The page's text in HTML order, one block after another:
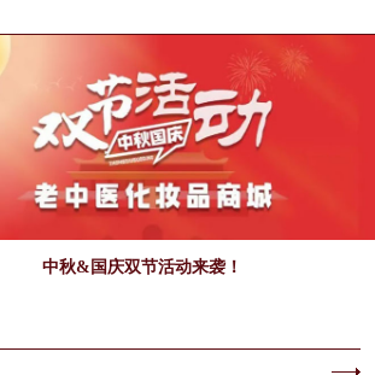
中秋&国庆双节活动来袭！